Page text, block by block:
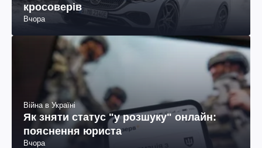
кросоверів
Вчора
Війна в Україні
Як зняти статус "у розшуку" онлайн:
пояснення юриста
Вчора